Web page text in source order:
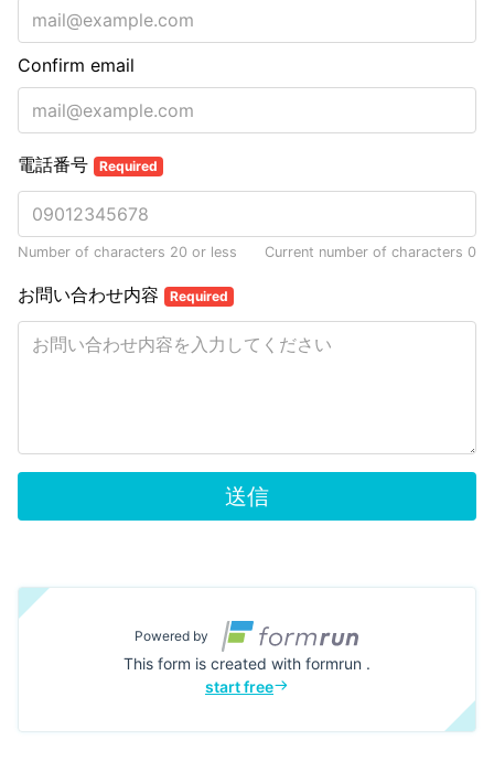
Confirm email
電話番号 Required
Number of characters 20 or less Current number of characters 0
お問い合わせ内容 Required
送信
Powered by
This form is created with formrun .
start free